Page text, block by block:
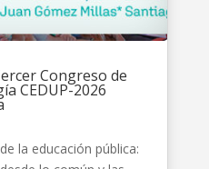
Congreso de
CEDUP-2026
la educación pública: